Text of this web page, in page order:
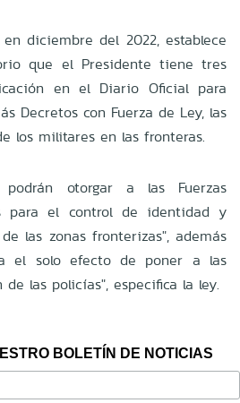
diciembre del 2022, establece
que el Presidente tiene tres
en el Diario Oficial para
Decretos con Fuerza de Ley, las
los militares en las fronteras.
podrán otorgar a las Fuerzas
para el control de identidad y
las zonas fronterizas", además
el solo efecto de poner a las
las policías", especifica la ley.
BOLETÍN DE NOTICIAS